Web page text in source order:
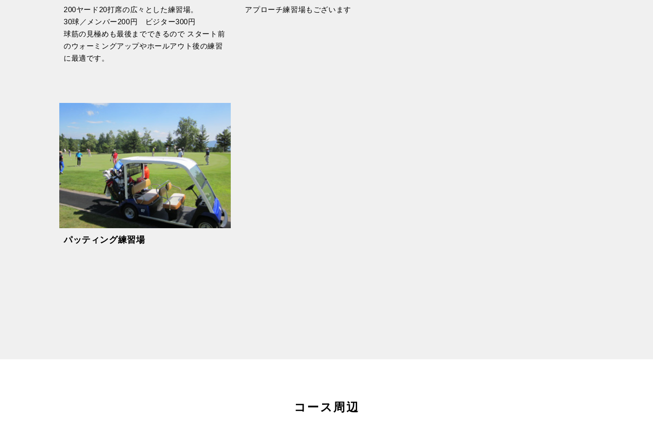
200ヤード20打席の広々とした練習場。
30球／メンバー200円 ビジター300円
球筋の見極めも最後までできるので スタート前
のウォーミングアップやホールアウト後の練習
に最適です。
アプローチ練習場もございます
パッティング練習場
コース周辺